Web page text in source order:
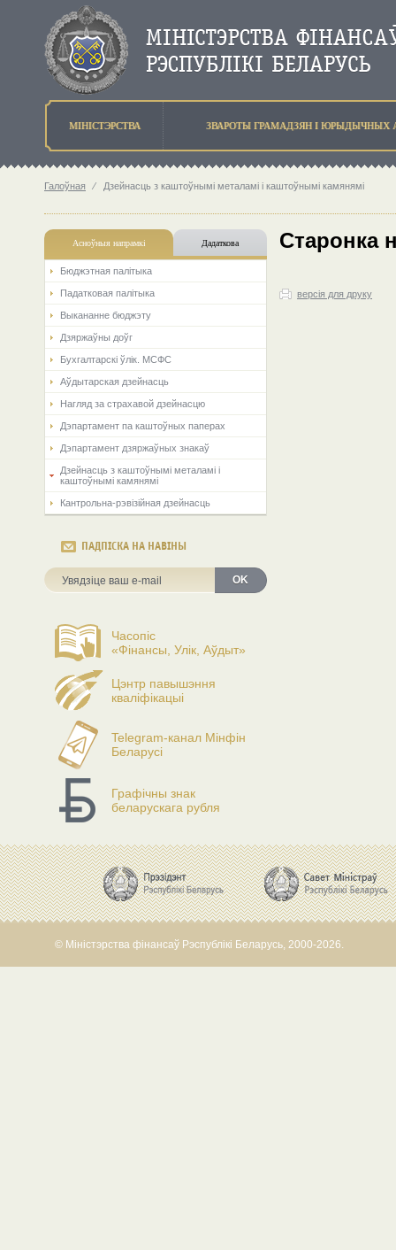
МIНIСТЭРСТВА ЗВАРОТЫ ГРАМАДЗЯН I ЮРЫДЫЧНЫХ
Галоўная ⁄ Дзейнасць з каштоўнымі металамі і каштоўнымі камянямі
Асноўныя напрамкi Дадаткова
Бюджэтная палiтыка
Падатковая палітыка
Выкананне бюджэту
Дзяржаўны доўг
Бухгалтарскі ўлік. МСФС
Аўдытарская дзейнасць
Нагляд за страхавой дзейнасцю
Дэпартамент па каштоўных паперах
Дэпартамент дзяржаўных знакаў
Дзейнасць з каштоўнымі металамі і
каштоўнымі камянямі
Кантрольна-рэвізійная дзейнасць
ПАДПІСКА НА НАВІНЫ
OK
Часопіс
«Фінансы, Улік, Аўдыт»
Цэнтр павышэння
кваліфікацыі
Telegram-канал Мінфін
Беларусі
Графічны знак
беларускага рубля
Старонка
версія для друку
© Міністэрства фінансаў Рэспублікі Беларусь, 2000-2026.